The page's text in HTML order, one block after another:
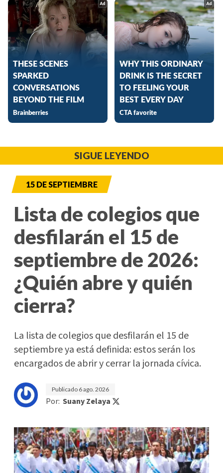
SIGUE LEYENDO
15 DE SEPTIEMBRE
Lista de colegios que
desfilarán el 15 de
septiembre de 2026:
¿Quién abre y quién
cierra?
La lista de colegios que desfilarán el 15 de
septiembre ya está definida: estos serán los
encargados de abrir y cerrar la jornada cívica.
Publicado 6 ago. 2026
Por: Suany Zelaya